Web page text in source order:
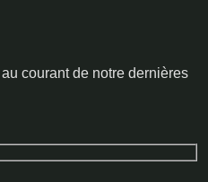
courant de notre dernières